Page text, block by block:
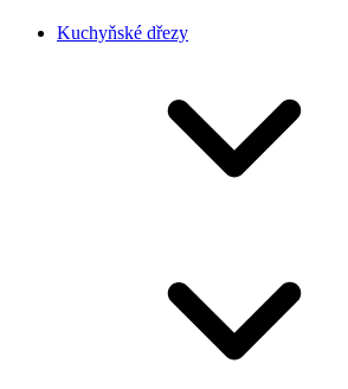
Kuchyňské dřezy